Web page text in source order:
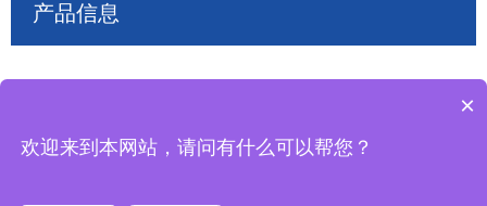
产品信息
×
欢迎来到本网站，请问有什么可以帮您？